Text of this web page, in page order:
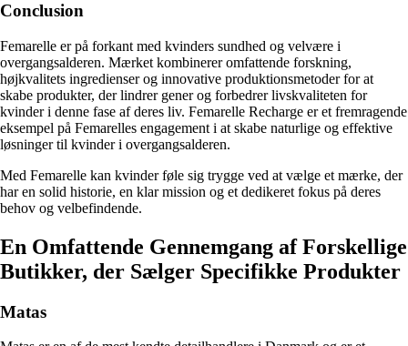
Conclusion
Femarelle er på forkant med kvinders sundhed og velvære i
overgangsalderen. Mærket kombinerer omfattende forskning,
højkvalitets ingredienser og innovative produktionsmetoder for at
skabe produkter, der lindrer gener og forbedrer livskvaliteten for
kvinder i denne fase af deres liv. Femarelle Recharge er et fremragende
eksempel på Femarelles engagement i at skabe naturlige og effektive
løsninger til kvinder i overgangsalderen.
Med Femarelle kan kvinder føle sig trygge ved at vælge et mærke, der
har en solid historie, en klar mission og et dedikeret fokus på deres
behov og velbefindende.
En Omfattende Gennemgang af Forskellige
Butikker, der Sælger Specifikke Produkter
Matas